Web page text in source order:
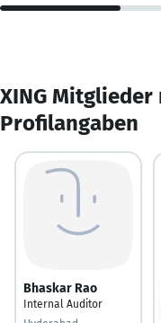
XING
Profilangaben
Bhaskar Rao
Internal Auditor